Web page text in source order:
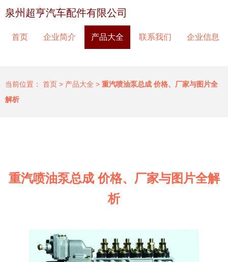
泉州超亨汽车配件有限公司
首页 企业简介 产品大全 联系我们 企业信息
当前位置： 首页 > 产品大全 > 重汽喷油泵总成 价格、厂家与图片全
解析
重汽喷油泵总成 价格、厂家与图片全解
析